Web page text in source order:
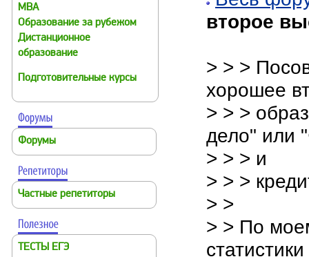
MBA
Образование за рубежом
Дистанционное
образование
Подготовительные курсы
Форумы
Частные репетиторы
ТЕСТЫ ЕГЭ
второе
> > >
хорошее
> > >
дело" или
> > > и
> > >
> >
> > По